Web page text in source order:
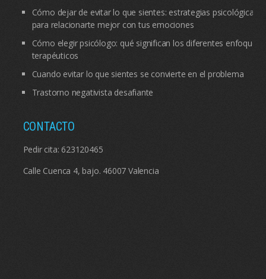
Cómo dejar de evitar lo que sientes: estrategias psicológicas
para relacionarte mejor con tus emociones
Cómo elegir psicólogo: qué significan los diferentes enfoques
terapéuticos
Cuando evitar lo que sientes se convierte en el problema
Trastorno negativista desafiante
CONTACTO
Pedir cita: 623120465
Calle Cuenca 4, bajo. 46007 Valencia